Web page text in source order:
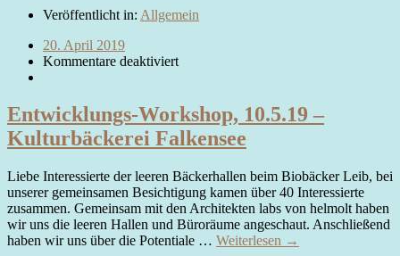
Veröffentlicht in: Allgemein
20. April 2019
Kommentare deaktiviert
Entwicklungs-Workshop, 10.5.19 –
Kulturbäckerei Falkensee
Liebe Interessierte der leeren Bäckerhallen beim Biobäcker Leib, bei
unserer gemeinsamen Besichtigung kamen über 40 Interessierte
zusammen. Gemeinsam mit den Architekten labs von helmolt haben
wir uns die leeren Hallen und Büroräume angeschaut. Anschließend
haben wir uns über die Potentiale … Weiterlesen →